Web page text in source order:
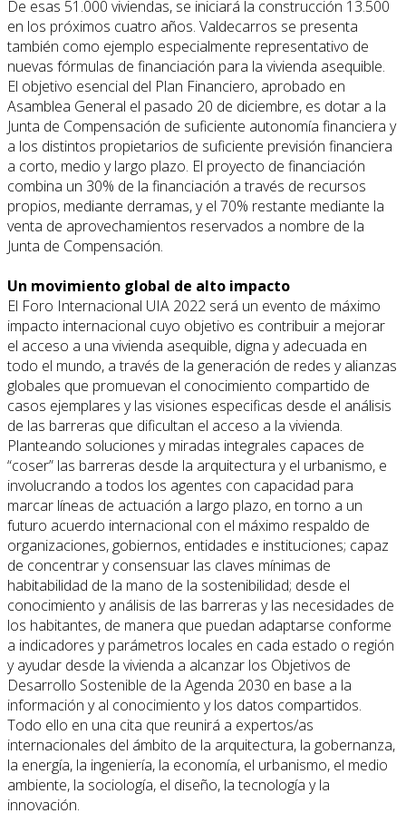
De esas 51.000 viviendas, se iniciará la construcción 13.500
en los próximos cuatro años. Valdecarros se presenta
también como ejemplo especialmente representativo de
nuevas fórmulas de financiación para la vivienda asequible.
El objetivo esencial del Plan Financiero, aprobado en
Asamblea General el pasado 20 de diciembre, es dotar a la
Junta de Compensación de suficiente autonomía financiera y
a los distintos propietarios de suficiente previsión financiera
a corto, medio y largo plazo. El proyecto de financiación
combina un 30% de la financiación a través de recursos
propios, mediante derramas, y el 70% restante mediante la
venta de aprovechamientos reservados a nombre de la
Junta de Compensación.
Un movimiento global de alto impacto
El Foro Internacional UIA 2022 será un evento de máximo
impacto internacional cuyo objetivo es contribuir a mejorar
el acceso a una vivienda asequible, digna y adecuada en
todo el mundo, a través de la generación de redes y alianzas
globales que promuevan el conocimiento compartido de
casos ejemplares y las visiones especificas desde el análisis
de las barreras que dificultan el acceso a la vivienda.
Planteando soluciones y miradas integrales capaces de
“coser” las barreras desde la arquitectura y el urbanismo, e
involucrando a todos los agentes con capacidad para
marcar líneas de actuación a largo plazo, en torno a un
futuro acuerdo internacional con el máximo respaldo de
organizaciones, gobiernos, entidades e instituciones; capaz
de concentrar y consensuar las claves mínimas de
habitabilidad de la mano de la sostenibilidad; desde el
conocimiento y análisis de las barreras y las necesidades de
los habitantes, de manera que puedan adaptarse conforme
a indicadores y parámetros locales en cada estado o región
y ayudar desde la vivienda a alcanzar los Objetivos de
Desarrollo Sostenible de la Agenda 2030 en base a la
información y al conocimiento y los datos compartidos.
Todo ello en una cita que reunirá a expertos/as
internacionales del ámbito de la arquitectura, la gobernanza,
la energía, la ingeniería, la economía, el urbanismo, el medio
ambiente, la sociología, el diseño, la tecnología y la
innovación.